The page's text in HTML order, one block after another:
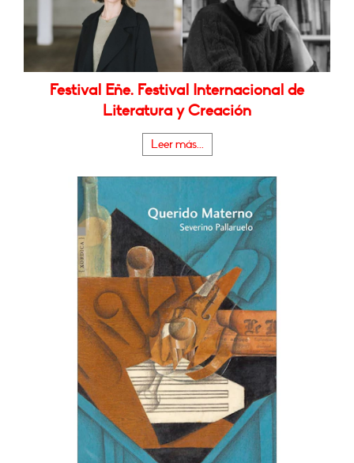
Festival Eñe. Festival Internacional de
Literatura y Creación
Leer más...